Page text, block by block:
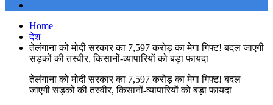
Home
देश
तेलंगाना को मोदी सरकार का 7,597 करोड़ का मेगा गिफ्ट! बदल जाएगी
सड़कों की तस्वीर, किसानों-व्यापारियों को बड़ा फायदा
तेलंगाना को मोदी सरकार का 7,597 करोड़ का मेगा गिफ्ट! बदल
जाएगी सड़कों की तस्वीर, किसानों-व्यापारियों को बड़ा फायदा